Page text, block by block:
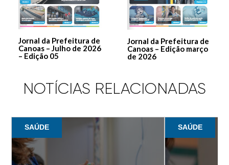
Jornal da Prefeitura de
Canoas – Julho de 2026
– Edição 05
Jornal da Prefeitura de
Canoas – Edição março
de 2026
NOTÍCIAS RELACIONADAS
SAÚDE SAÚDE